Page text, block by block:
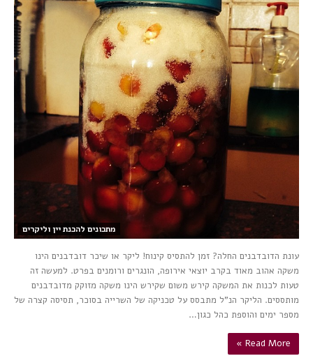
מתכונים להכנת יין וליקרים
עונת הדובדבנים החלה? זמן להתסיס קינוח! ליקר או שיכר דובדבנים הינו
משקה אהוב מאוד בקרב יוצאי אירופה, הונגרים ורומנים בפרט. למעשה זה
טעות לכנות את המשקה קירש משום שקירש הינו משקה מזוקק מדובדבנים
מותססים. הליקר הנ”ל מתבסס על טכניקה של השרייה בסוכר, תסיסה קצרה של
מספר ימים והוספת כהל כגון…
Read More »